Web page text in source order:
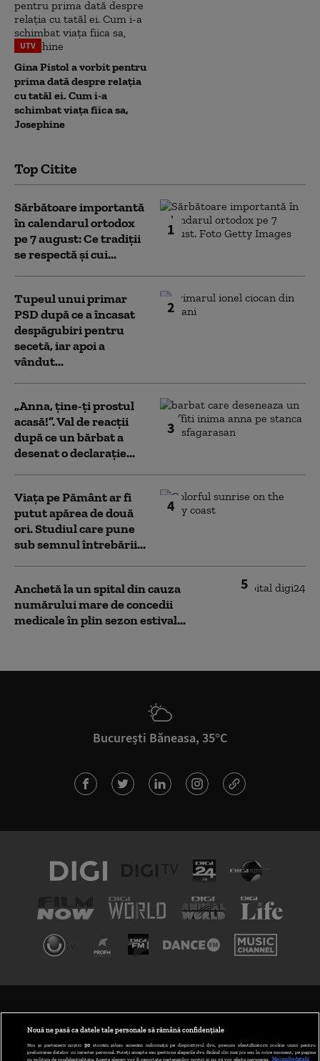
UTV
Gina Pistol a vorbit pentru
prima dată despre relația
cu tatăl ei. Cum i-a
schimbat viața fiica sa,
Josephine
Top Citite
1
Sărbătoare importantă
în calendarul ortodox
pe 7 august: Ce tradiții
se respectă și cui...
2
Tupeul unui primar
PSD după ce a încasat
despăgubiri pentru
secetă, iar apoi a
vândut...
3
„Anna, ţine-ţi prostul
acasă!”. Val de reacții
după ce un bărbat a
desenat o declarație...
4
Viața pe Pământ ar fi
putut apărea de două
ori. Studiul care pune
sub semnul întrebării...
5
Anchetă la un spital din cauza
numărului mare de concedii
medicale în plin sezon estival...
București Băneasa, 35°C
ABONARE DIGI TV
Nouă ne pasă ca datele tale personale să rămână confidențiale
Noi și partenerii noștri 30stocăm și/sau accesăm informații pe dispozitivul dvs., precum identificatorii cookie unici pentru
prelucrarea datelor cu caracter personal. Puteți accepta sau gestiona alegerile dvs. făcând clic mai jos sau în orice moment, pe pagina
cu politica de confidențialitate. Aceste alegeri vor fi raportate partenerilor noștri și nu vă vor afecta navigarea.
Mai multe detalii